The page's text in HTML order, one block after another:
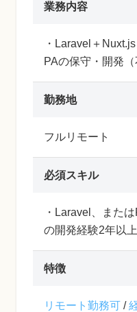
業務内容
・Laravel＋
PAの保守・開発（
勤務地
フルリモート
必須スキル
・Laravel、また
の開発経験2年以
特徴
リモート勤務可 /